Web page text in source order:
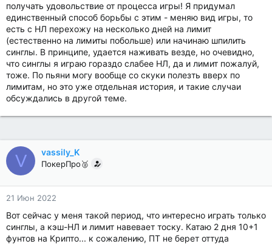
получать удовольствие от процесса игры! Я придумал
единственный способ борьбы с этим - меняю вид игры, то
есть с НЛ перехожу на несколько дней на лимит
(естественно на лимиты побольше) или начинаю шпилить
синглы. В принципе, удается наживать везде, но очевидно,
что синглы я играю гораздо слабее НЛ, да и лимит пожалуй,
тоже. По пьяни могу вообще со скуки полезть вверх по
лимитам, но это уже отдельная история, и такие случаи
обсуждались в другой теме.
V vassily_K
ПокерПро🥈
21 Июн 2022
Вот сейчас у меня такой период, что интересно играть только
синглы, а кэш-НЛ и лимит навевает тоску. Катаю 2 дня 10+1
фунтов на Крипто... к сожалению, ПТ не берет оттуда